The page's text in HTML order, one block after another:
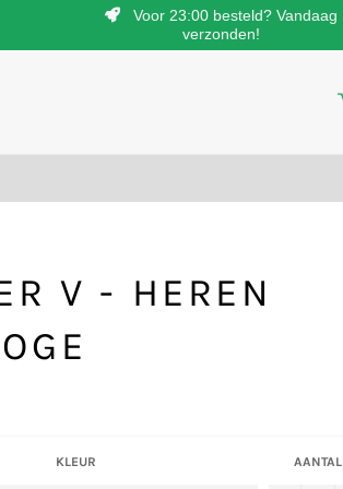
Voor 23:00 besteld? Vandaag
verzonden!
V - HEREN
KLEUR AANTAL